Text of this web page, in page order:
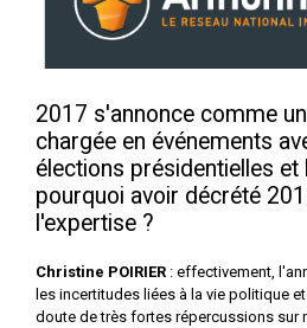
2017 s'annonce comme
chargée en événements
élections présidentielles et
pourquoi avoir décrété
l'expertise ?
Christine POIRIER : effectivement,
les incertitudes liées à la vie politique
doute de très fortes répercussions sur